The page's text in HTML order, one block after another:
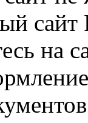
сайт
на